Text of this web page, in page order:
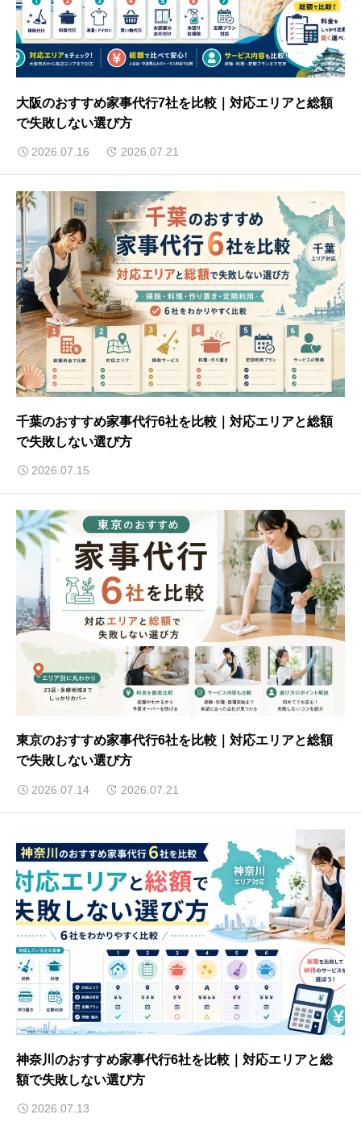
大阪のおすすめ家事代行7社を比較｜対応エリアと総額
で失敗しない選び方
2026.07.16 2026.07.21
千葉のおすすめ家事代行6社を比較｜対応エリアと総額
で失敗しない選び方
2026.07.15
東京のおすすめ家事代行6社を比較｜対応エリアと総額
で失敗しない選び方
2026.07.14 2026.07.21
神奈川のおすすめ家事代行6社を比較｜対応エリアと総
額で失敗しない選び方
2026.07.13